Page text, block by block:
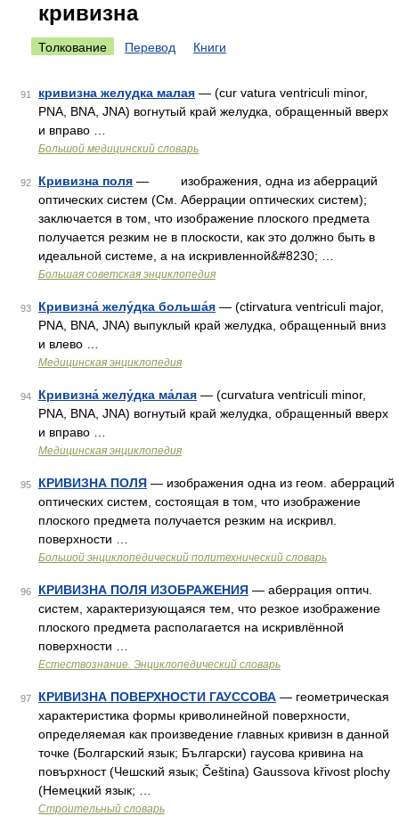
кривизна
Толкование Перевод Книги
91 кривизна желудка малая — (cur vatura ventriculi minor,
PNA, BNA, JNA) вогнутый край желудка, обращенный вверх
и вправо …
Большой медицинский словарь
92 Кривизна поля — изображения, одна из аберраций
оптических систем (См. Аберрации оптических систем);
заключается в том, что изображение плоского предмета
получается резким не в плоскости, как это должно быть в
идеальной системе, а на искривленной&#8230; …
Большая советская энциклопедия
93 Кривизна́ желу́дка больша́я — (ctirvatura ventriculi major,
PNA, BNA, JNA) выпуклый край желудка, обращенный вниз
и влево …
Медицинская энциклопедия
94 Кривизна́ желу́дка ма́лая — (curvatura ventriculi minor,
PNA, BNA, JNA) вогнутый край желудка, обращенный вверх
и вправо …
Медицинская энциклопедия
95 КРИВИЗНА ПОЛЯ — изображения одна из геом. аберраций
оптических систем, состоящая в том, что изображение
плоского предмета получается резким на искривл.
поверхности …
Большой энциклопедический политехнический словарь
96 КРИВИЗНА ПОЛЯ ИЗОБРАЖЕНИЯ — аберрация оптич.
систем, характеризующаяся тем, что резкое изображение
плоского предмета располагается на искривлённой
поверхности …
Естествознание. Энциклопедический словарь
97 КРИВИЗНА ПОВЕРХНОСТИ ГАУССОВА — геометрическая
характеристика формы криволинейной поверхности,
определяемая как произведение главных кривизн в данной
точке (Болгарский язык; Български) гаусова кривина на
повърхност (Чешский язык; Čeština) Gaussova křivost plochy
(Немецкий язык; …
Строительный словарь